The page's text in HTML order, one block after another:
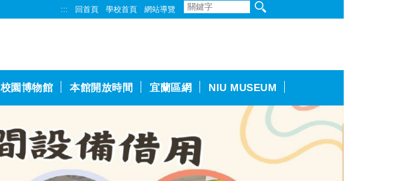
::: 回首頁 學校首頁 網站導覽
校園博物館 本館開放時間 宜蘭區網 NIU MUSEUM